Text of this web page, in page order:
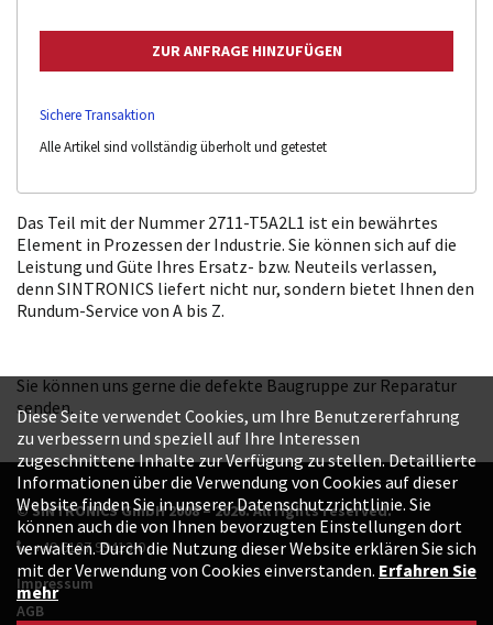
Sichere Transaktion
Alle Artikel sind vollständig überholt und getestet
Das Teil mit der Nummer 2711-T5A2L1 ist ein bewährtes
Element in Prozessen der Industrie. Sie können sich auf die
Leistung und Güte Ihres Ersatz- bzw. Neuteils verlassen,
denn SINTRONICS liefert nicht nur, sondern bietet Ihnen den
Rundum-Service von A bis Z.
Sie können uns gerne die defekte Baugruppe zur Reparatur
senden.
© SINTRONICS GmbH 2008 – 2026. All rights reserved.
+49 6187 99413-0
Impressum
AGB
Diese Seite verwendet Cookies, um Ihre Benutzererfahrung
zu verbessern und speziell auf Ihre Interessen
zugeschnittene Inhalte zur Verfügung zu stellen. Detaillierte
Informationen über die Verwendung von Cookies auf dieser
Website finden Sie in unserer Datenschutzrichtlinie. Sie
können auch die von Ihnen bevorzugten Einstellungen dort
verwalten. Durch die Nutzung dieser Website erklären Sie sich
mit der Verwendung von Cookies einverstanden. Erfahren Sie
mehr